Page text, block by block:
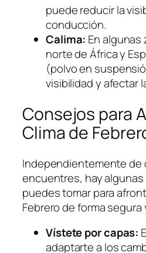
puede reducir la
conducción.
Calima: En algunas
norte de África y
(polvo en
visibilidad y afectar
Consejos para
Clima de
Independientemente de
encuentres, hay
puedes tomar para
Febrero de forma segura
Vístete por capas:
adaptarte a los